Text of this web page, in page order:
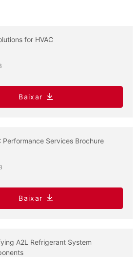
for HVAC
Baixar
Performance Services Brochure
Baixar
A2L Refrigerant System